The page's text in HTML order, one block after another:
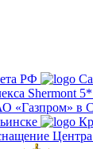
Центра